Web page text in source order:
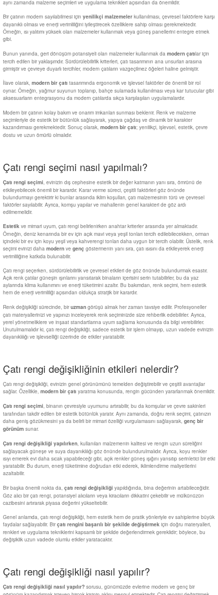
aynı zamanda malzeme seçimleri ve uygulama teknikleri açısından da önemlidir.
Bir çatının modern sayılabilmesi için yenilikçi malzemeler kullanılması, çevresel faktörlere karşı
dayanıklı olması ve enerji verimliliğini iyileştirecek özelliklere sahip olması gerekmektedir.
Örneğin, ısı yalıtımı yüksek olan malzemeler kullanmak veya güneş panellerini entegre etmek
gibi.
Bunun yanında, geri dönüşüm potansiyeli olan malzemeler kullanmak da modern çatılar için
tercih edilen bir yaklaşımdır. Sürdürülebilirlik kriterleri, çatı tasarımının ana unsurları arasına
girmiştir ve çevreye duyarlı tercihler, modern çatıların vazgeçilmez öğeleri haline gelmiştir.
İlave olarak, modern bir çatı tasarımında ergonomik ve işlevsel faktörler de önemli bir rol
oynar. Örneğin, yağmur suyunun toplanıp, bahçe sulamada kullanılması veya kar tutucular gibi
aksesuarların entegrasyonu da modern çatılarda sıkça karşılaşılan uygulamalardır.
Modern bir çatının kolay bakım ve onarım imkanları sunması beklenir. Renk ve malzeme
seçimleriyle de estetik bir bütünlük sağlayarak, yapıya çağdaş ve dinamik bir karakter
kazandırması gerekmektedir. Sonuç olarak, modern bir çatı; yenilikçi, işlevsel, estetik, çevre
dostu ve uzun ömürlü olmalıdır.
Çatı rengi seçimi nasıl yapılmalı?
Çatı rengi seçimi , evinizin dış cephesine estetik bir değer katmanın yanı sıra, ömrünü de
etkileyebilecek önemli bir karardır. Karar verme süreci, çeşitli faktörleri göz önünde
bulundurmayı gerektirir ki bunlar arasında iklim koşulları, çatı malzemesinin türü ve çevresel
faktörler sayılabilir. Ayrıca, komşu yapılar ve mahallenin genel karakteri de göz ardı
edilmemelidir.
Estetik ve mimari uyum, çatı rengi belirlenirken anahtar kriterler arasında yer almaktadır.
Örneğin, deniz kenarında bir ev için açık mavi veya yeşil tonları tercih edilebilecekken, orman
içindeki bir ev için koyu yeşil veya kahverengi tonları daha uygun bir tercih olabilir. Üstelik, renk
seçimi evinizi daha modern ve genç göstermenin yanı sıra, çatı ısısını da etkileyerek enerji
verimliliğine katkıda bulunabilir.
Çatı rengi seçerken, sürdürülebilirlik ve çevresel etkileri de göz önünde bulundurmak esastır.
Açık renk çatılar güneşin ışınlarını yansıtarak binaların içerisini serin tutabilirler, bu da yaz
aylarında klima kullanımını ve enerji tüketimini azaltır. Bu bakımdan, renk seçimi, hem estetik
hem de enerji verimliliği açısından oldukça stratjik bir karardır.
Renk değişikliği sürecinde, biruzman görüşü almak her zaman tavsiye edilir. Profesyoneller
çatı materyallerinizi ve yapınızı inceleyerek renk seçiminizde size rehberlik edebilirler. Ayrıca,
yerel yönetmeliklere ve inşaat standartlarına uyum sağlama konusunda da bilgi verebilirler.
Unutulmamalıdır ki, çatı rengi değişikliği, sadece estetik bir işlem olmayıp, uzun vadede evinizin
dayanıklılığı ve işlevselliği üzerinde de etkiler yaratabilir.
Çatı rengi değişikliğinin etkileri nelerdir?
Çatı rengi değişikliği, evinizin genel görünümünü temelden değiştirebilir ve çeşitli avantajlar
sağlar. Özellikle, modern bir çatı yaratma konusunda, rengin gücünden yararlanmak önemlidir.
Çatı rengi seçimi, binanın çevresiyle uyumunu artırabilir, bu da komşular ve çevre sakinleri
tarafından takdir edilen bir estetik bütünlük yaratır. Aynı zamanda, doğru renk seçimi, çatınızın
daha geniş gözükmesini ya da belirli bir mimari özelliği vurgulamasını sağlayarak, genç bir
görünüm sunar.
Çatı rengi değişikliği yapılırken, kullanılan malzemenin kalitesi ve rengin uzun süreliğini
sağlayacak güneşe ve suya dayanıklılığı göz önünde bulundurulmalıdır. Ayrıca, koyu renkler
ısıyı emerek evi daha sıcak yapabileceği gibi, açık renkler güneş ışığını yansıtıp serinletici bir etki
yaratabilir. Bu durum, enerji tüketimine doğrudan etki ederek, iklimlendirme maliyetlerini
azaltabilir.
Bir başka önemli nokta da, çatı rengi değişikliği yapıldığında, bina değerinin artabileceğidir.
Göz alıcı bir çatı rengi, potansiyel alıcıların veya kiracıların dikkatini çekebilir ve mülkünüzün
cazibesini artırarak piyasa değerini yükseltebilir.
Genel anlamda, çatı rengi değişikliği, hem estetik hem de pratik yönleriyle ev sahiplerine büyük
faydalar sağlayabilir. Birçatı rengini başarılı bir şekilde değiştirmek için doğru materyalleri,
renkleri ve uygulama tekniklerini kapsamlı bir şekilde değerlendirmek gereklidir; böylece, bu
değişiklik uzun vadede olumlu etkiler yaratacaktır.
Çatı rengi değişikliği nasıl yapılır?
Çatı rengi değişikliği nasıl yapılır? sorusu, günümüzde evlerine modern ve genç bir